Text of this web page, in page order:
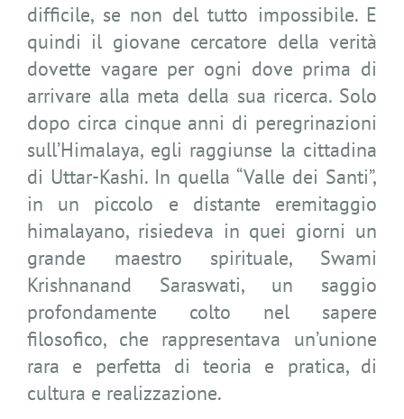
difficile, se non del tutto impossibile. E
quindi il giovane cercatore della verità
dovette vagare per ogni dove prima di
arrivare alla meta della sua ricerca. Solo
dopo circa cinque anni di peregrinazioni
sull’Himalaya, egli raggiunse la cittadina
di Uttar-Kashi. In quella “Valle dei Santi”,
in un piccolo e distante eremitaggio
himalayano, risiedeva in quei giorni un
grande maestro spirituale, Swami
Krishnanand Saraswati, un saggio
profondamente colto nel sapere
filosofico, che rappresentava un’unione
rara e perfetta di teoria e pratica, di
cultura e realizzazione.